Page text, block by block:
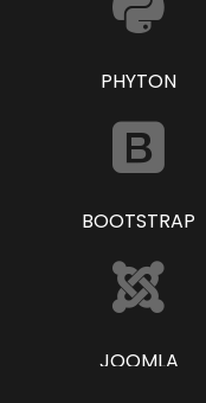
PHYTON
BOOTSTRAP
JOOMLA